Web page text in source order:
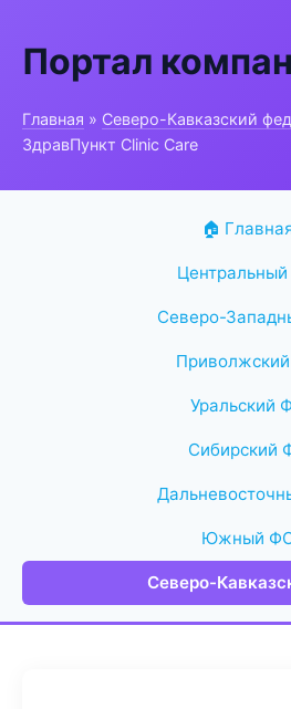
Портал
Главная » Северо-Кавказский
ЗдравПункт Clinic Care
🏠
Северо-
Уральский
Сибирский
Южный
Северо-